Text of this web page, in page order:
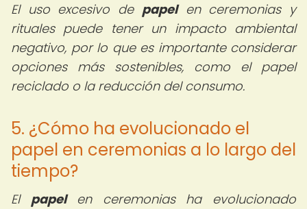
El uso excesivo de papelen ceremonias y
rituales puede tener un impacto ambiental
negativo, por lo que es importante considerar
opciones más sostenibles, como el papel
reciclado o la reducción del consumo.
5. ¿Cómo ha evolucionado el
papel en ceremonias a lo largo del
tiempo?
El papelen ceremonias ha evolucionado